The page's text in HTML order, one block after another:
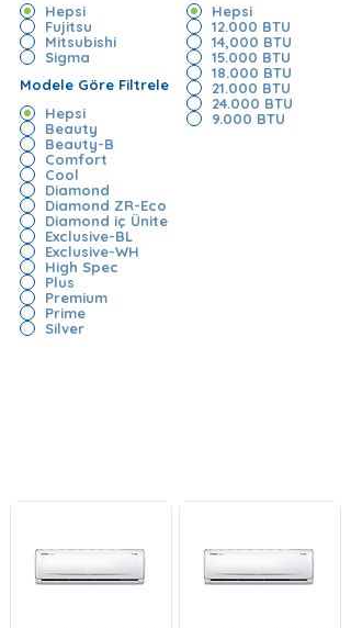
Hepsi
Fujitsu
Mitsubishi
Sigma
Modele Göre Filtrele
Hepsi
Beauty
Beauty-B
Comfort
Cool
Diamond
Diamond ZR-Eco
Diamond iç Ünite
Exclusive-BL
Exclusive-WH
High Spec
Plus
Premium
Prime
Silver
Hepsi
12.000 BTU
14,000 BTU
15.000 BTU
18.000 BTU
21.000 BTU
24.000 BTU
9.000 BTU